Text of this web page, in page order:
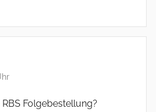
Folgebestellung?